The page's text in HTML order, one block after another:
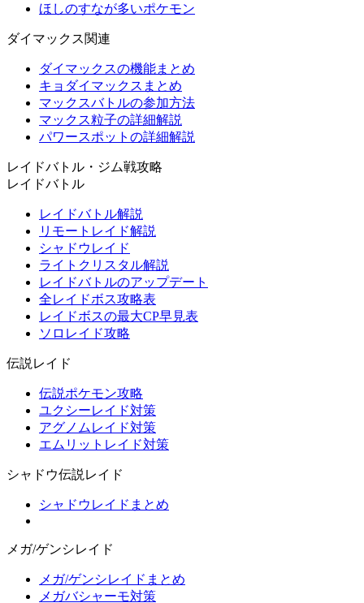
ほしのすなが多いポケモン
ダイマックス関連
ダイマックスの機能まとめ
キョダイマックスまとめ
マックスバトルの参加方法
マックス粒子の詳細解説
パワースポットの詳細解説
レイドバトル・ジム戦攻略
レイドバトル
レイドバトル解説
リモートレイド解説
シャドウレイド
ライトクリスタル解説
レイドバトルのアップデート
全レイドボス攻略表
レイドボスの最大CP早見表
ソロレイド攻略
伝説レイド
伝説ポケモン攻略
ユクシーレイド対策
アグノムレイド対策
エムリットレイド対策
シャドウ伝説レイド
シャドウレイドまとめ
メガ/ゲンシレイド
メガ/ゲンシレイドまとめ
メガバシャーモ対策